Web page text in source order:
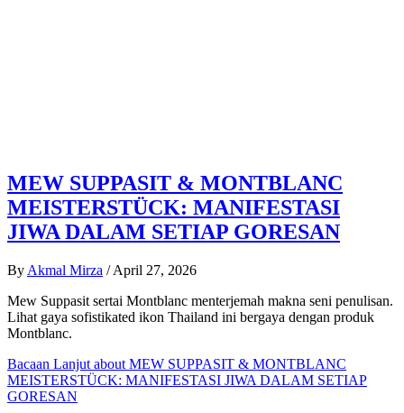
MEW SUPPASIT & MONTBLANC
MEISTERSTÜCK: MANIFESTASI
JIWA DALAM SETIAP GORESAN
By Akmal Mirza / April 27, 2026
Mew Suppasit sertai Montblanc menterjemah makna seni penulisan.
Lihat gaya sofistikated ikon Thailand ini bergaya dengan produk
Montblanc.
Bacaan Lanjut about MEW SUPPASIT & MONTBLANC
MEISTERSTÜCK: MANIFESTASI JIWA DALAM SETIAP
GORESAN